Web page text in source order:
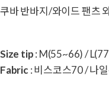
쿠바 반바지/와이드 팬츠
Size tip: M(55~66) /
Fabric: 비스코스70 / 나